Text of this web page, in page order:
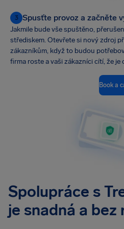
3 Spusťte provoz a začněte
Jakmile bude vše spuštěno,
střediskem. Otevřete si nový zdroj
zákazníkům, když to budou
firma roste a vaši zákazníci cítí, že je
Book a
Spolupráce s
je snadná a bez